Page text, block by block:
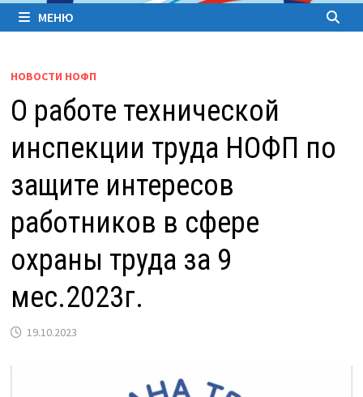
МЕНЮ
НОВОСТИ НОФП
О работе технической
инспекции труда НОФП по
защите интересов
работников в сфере
охраны труда за 9
мес.2023г.
19.10.2023